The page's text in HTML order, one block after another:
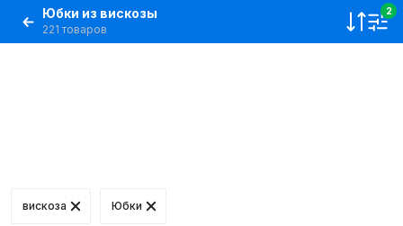
Юбки из вискозы
221 товаров
2
вискоза Юбки